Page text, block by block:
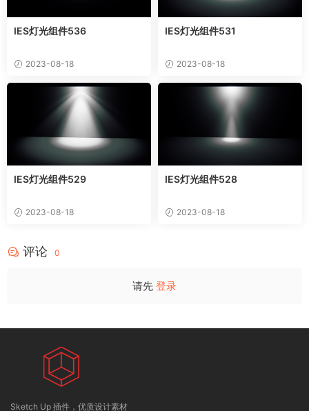
IES灯光组件536
2023-08-18
IES灯光组件531
2023-08-18
IES灯光组件529
2023-08-18
IES灯光组件528
2023-08-18
评论 0
请先 登录
Sketch Up 插件，优质设计素材